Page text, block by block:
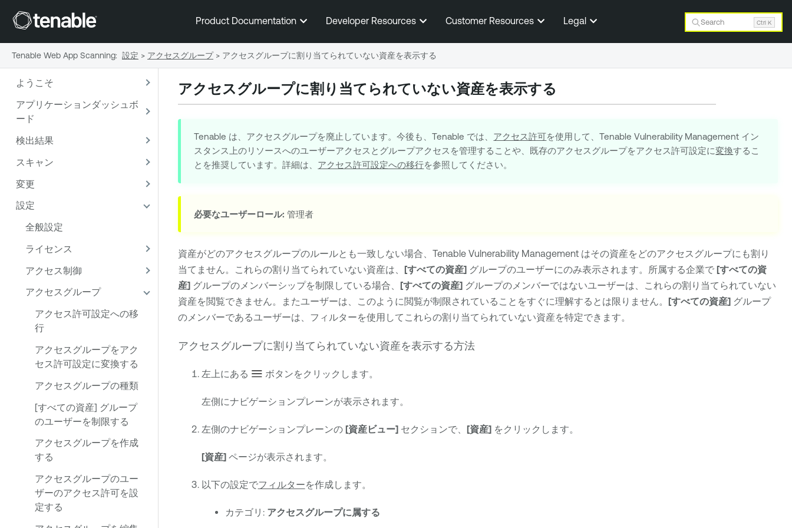
メインコンテンツに移動する
Product Documentation Developer Resources Customer Resources Legal Search Ctrl K
ようこそ
アプリケーションダッシュボ
ード
検出結果
スキャン
変更
設定
全般設定
ライセンス
アクセス制御
アクセスグループ
アクセス許可設定への移
行
アクセスグループをアク
セス許可設定に変換する
アクセスグループの種類
[すべての資産] グループ
のユーザーを制限する
アクセスグループを作成
する
アクセスグループのユー
ザーのアクセス許可を設
定する
アクセスグループに割り当てられていない資産を表示する
Tenable は、アクセスグループを廃止しています。今後も、Tenable では、 アクセス許可を使用して、Tenable Vulnerability Management イン
スタンス上のリソースへのユーザーアクセスとグループアクセスを管理することや、既存のアクセスグループをアクセス許可設定に変換するこ
とを推奨しています。詳細は、 アクセス許可設定への移行を参照してください。
必要なユーザーロール: 管理者
資産がどのアクセスグループのルールとも一致しない場合、 Tenable Vulnerability Managementはその資産をどのアクセスグループにも割り
当てません。これらの割り当てられていない資産は、 [すべての資産]グループのユーザーにのみ表示されます。所属する企業で [すべての資
産]グループのメンバーシップを制限している場合、 [すべての資産]グループのメンバーではないユーザーは、これらの割り当てられていない
資産を閲覧できません。またユーザーは、このように閲覧が制限されていることをすぐに理解するとは限りません。 [すべての資産]グループ
のメンバーであるユーザーは、フィルターを使用してこれらの割り当てられていない資産を特定できます。
アクセスグループに割り当てられていない資産を表示する方法
左上にある ボタンをクリックします。
左側にナビゲーションプレーンが表示されます。
左側のナビゲーションプレーンの [資産ビュー]セクションで、 [資産]をクリックします。
[資産]ページが表示されます。
以下の設定でフィルターを作成します。
カテゴリ: アクセスグループに属する
Tenable Web App Scanning: 設定 > アクセスグループ > アクセスグループに割り当てられていない資産を表示する